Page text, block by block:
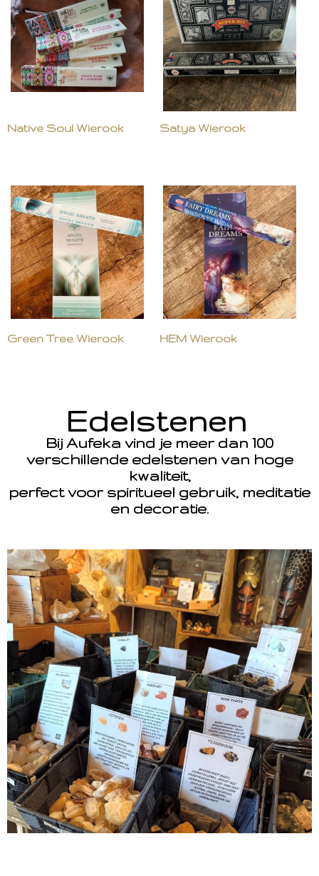
Native Soul Wierook Satya Wierook
Green Tree Wierook HEM Wierook
Edelstenen
Bij Aufeka vind je meer dan 100
verschillende edelstenen van hoge
kwaliteit,
perfect voor spiritueel gebruik, meditatie
en decoratie.